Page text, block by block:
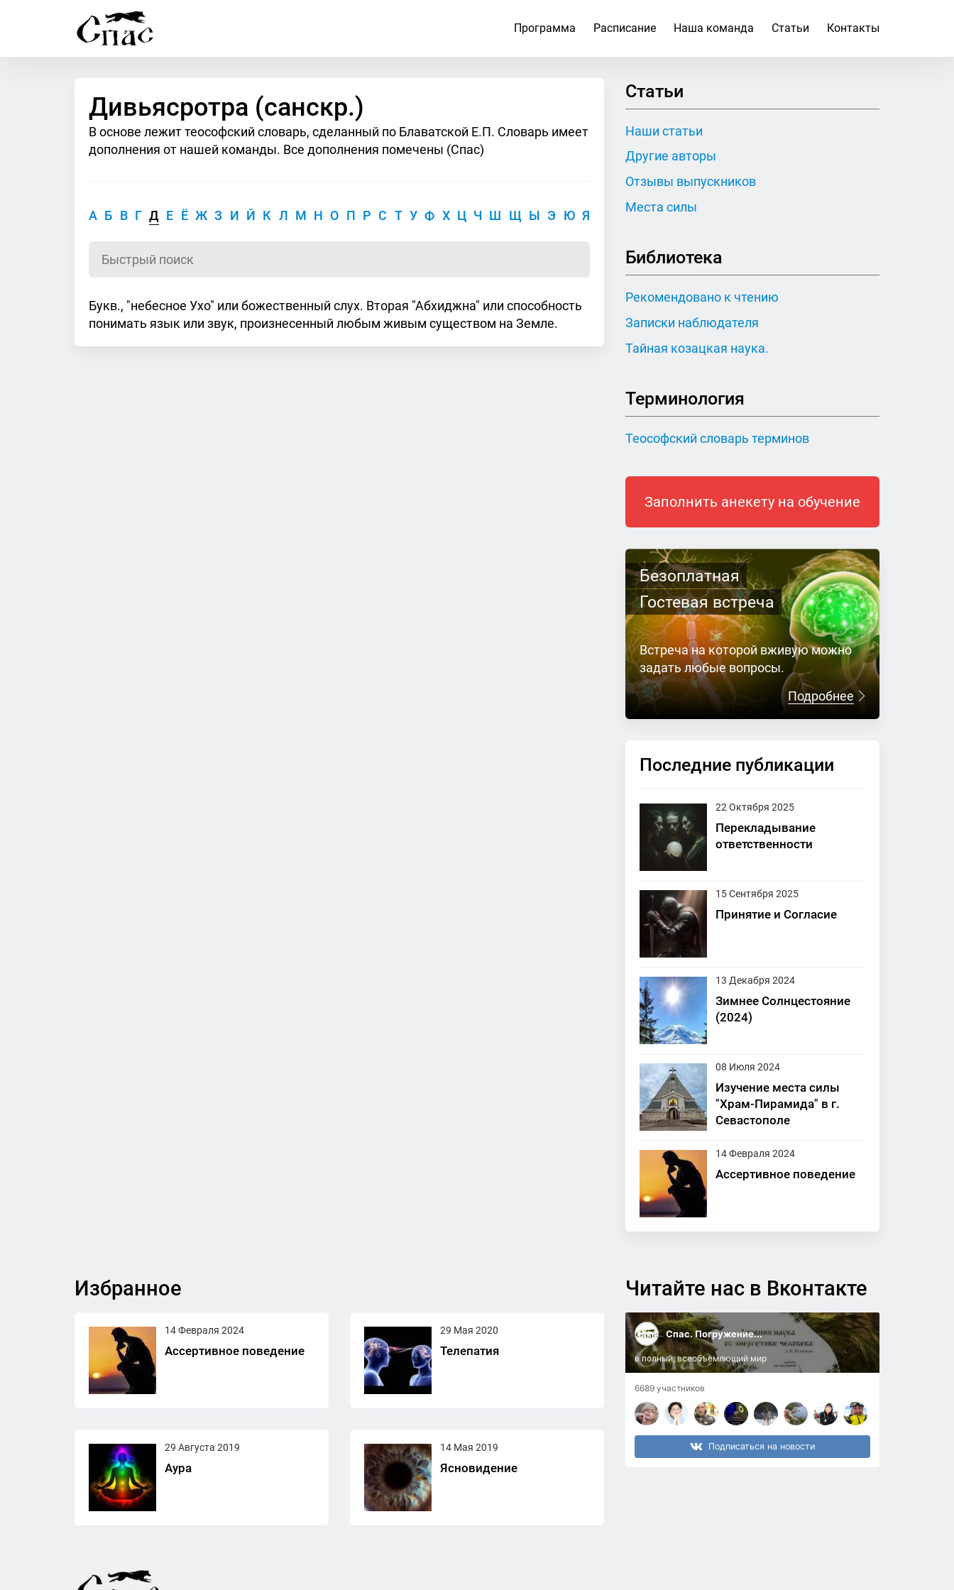
Программа Расписание Наша команда Статьи Контакты
Дивьясротра (санскр.)
В основе лежит теософский словарь, сделанный по Блаватской Е.П. Словарь имеет
дополнения от нашей команды. Все дополнения помечены (Спас)
А Б В Г Д Е Ё Ж З И Й К Л М Н О П Р С Т У Ф Х Ц Ч Ш Щ Ы Э Ю Я
Букв., "небесное Ухо" или божественный слух. Вторая "Абхиджна" или способность
понимать язык или звук, произнесенный любым живым существом на Земле.
Статьи
Наши статьи
Другие авторы
Отзывы выпускников
Места силы
Библиотека
Рекомендовано к чтению
Записки наблюдателя
Тайная козацкая наука.
Терминология
Теософский словарь терминов
Заполнить анекету на обучение
Безоплатная
Гостевая встреча
Встреча на которой вживую можно
задать любые вопросы.
Подробнее
Последние публикации
22 Октября 2025
Перекладывание
ответственности
15 Сентября 2025
Принятие и Согласие
13 Декабря 2024
Зимнее Солнцестояние
(2024)
08 Июля 2024
Изучение места силы
"Храм-Пирамида" в г.
Севастополе
14 Февраля 2024
Ассертивное поведение
Избранное
14 Февраля 2024
Ассертивное поведение
29 Мая 2020
Телепатия
29 Августа 2019
Аура
14 Мая 2019
Ясновидение
Читайте нас в Вконтакте
Спас. Погружение...
в полный, всеобъемлющий мир
6689 участников
Подписаться на новости